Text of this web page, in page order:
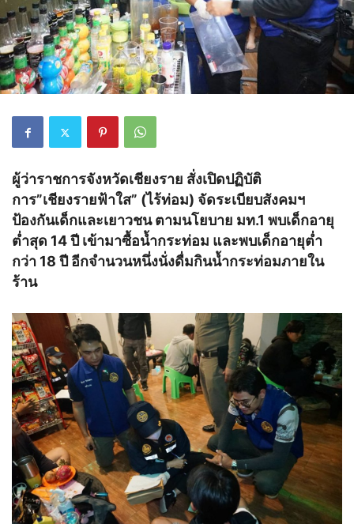
ผู้ว่าราชการจังหวัดเชียงราย สั่งเปิดปฏิบัติ
การ”เชียงรายฟ้าใส” (ไร้ท่อม) จัดระเบียบสังคมฯ
ป้องกันเด็กและเยาวชน ตามนโยบาย มท.1 พบเด็กอายุ
ต่ำสุด 14 ปี เข้ามาซื้อน้ำกระท่อม และพบเด็กอายุต่ำ
กว่า 18 ปี อีกจำนวนหนึ่งนั่งดื่มกินน้ำกระท่อมภายใน
ร้าน